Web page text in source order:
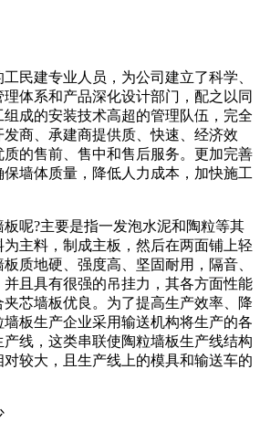
民建专业人员，为公司建立了科学、
体系和产品深化设计部门，配之以同
成的安装技术高超的管理队伍，完全
商、承建商提供质、快速、经济效
的售前、售中和售后服务。更加完善
墙体质量，降低人力成本，加快施工
呢?主要是指一发泡水泥和陶粒等其
主料，制成主板，然后在两面铺上轻
质地硬、强度高、坚固耐用，隔音、
且具有很强的吊挂力，其各方面性能
芯墙板优良。为了提高生产效率、降
板生产企业采用输送机构将生产的各
线，这类串联使陶粒墙板生产线结构
较大，且生产线上的模具和输送车的